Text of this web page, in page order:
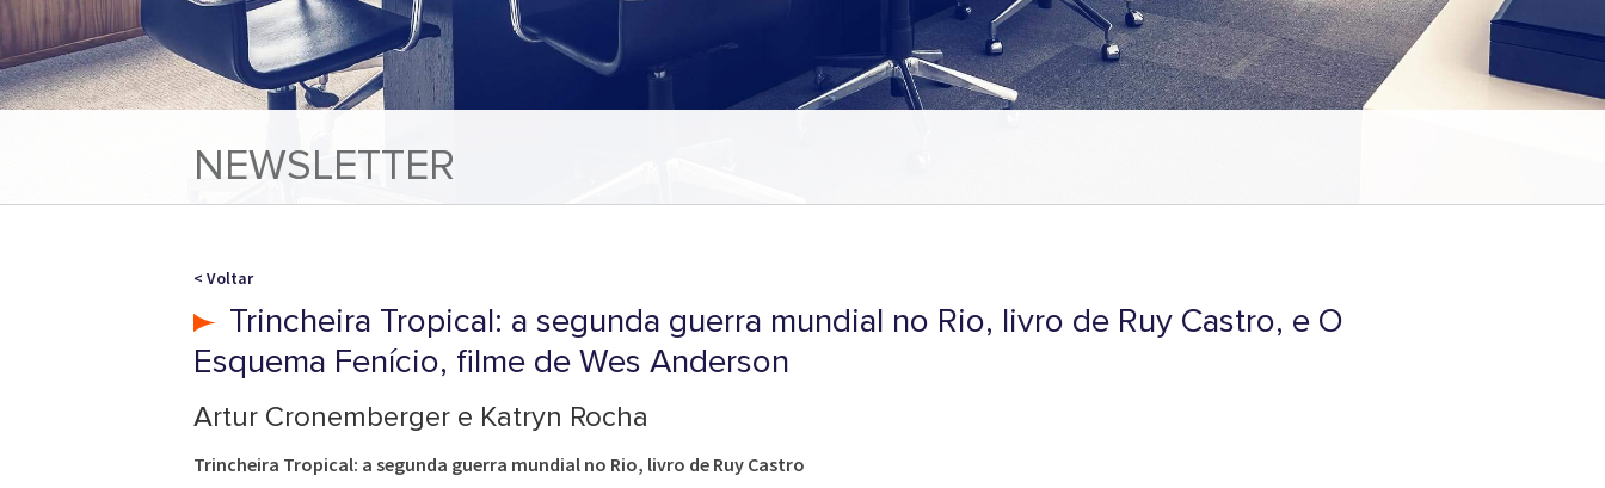
NEWSLETTER
< Voltar
Trincheira Tropical: a segunda guerra mundial no Rio, livro de Ruy Castro, e O
Esquema Fenício, filme de Wes Anderson
Artur Cronemberger e Katryn Rocha
Trincheira Tropical: a segunda guerra mundial no Rio, livro de Ruy Castro